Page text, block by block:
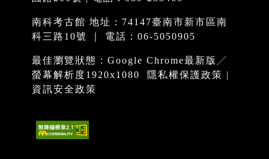
南科考古館 地址：74147臺南市新市區南
科三路10號 ｜ 電話：06-5050905
最佳瀏覽狀態：Google Chrome最新版╱
螢幕解析度1920x1080
隱私權保護政策 |
資訊安全政策